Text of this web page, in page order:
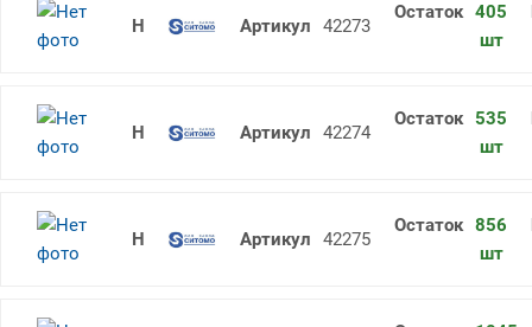
Молоток слесарный 0.4 (кг)
42273
405
шт
Молоток слесарный 0.5 (кг)
42274
535
шт
Молоток слесарный 0.6 (кг)
42275
856
шт